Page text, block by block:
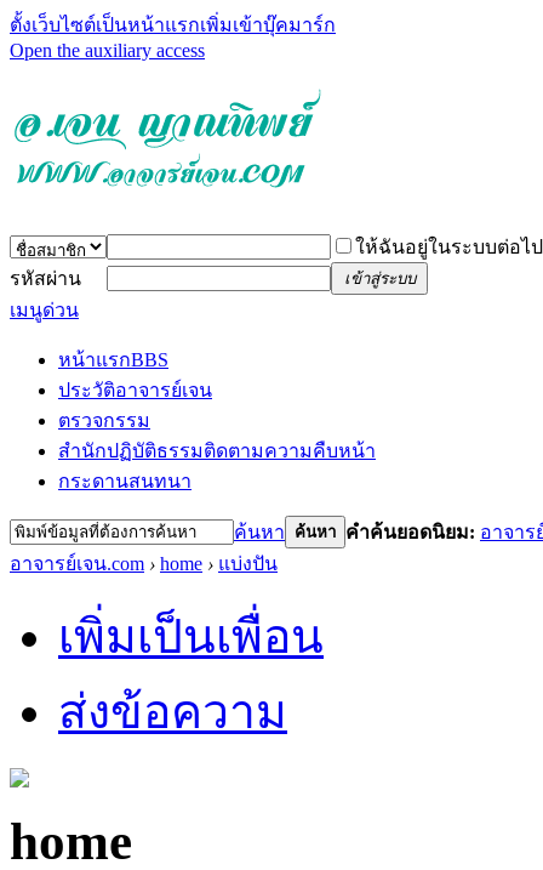
ตั้งเว็บไซต์เป็นหน้าแรกเพิ่มเข้าบุ๊คมาร์ก
Open the auxiliary access
ให้ฉันอยู่ในระบบต่อไป
รหัสผ่าน
เข้าสู่ระบบ
เมนูด่วน
หน้าแรกBBS
ประวัติอาจารย์เจน
ตรวจกรรม
สำนักปฏิบัติธรรมติดตามความคืบหน้า
กระดานสนทนา
ค้นหา ค้นหา คำค้นยอดนิยม: อาจาร
อาจารย์เจน.com › home › แบ่งปัน
เพิ่มเป็นเพื่อน
ส่งข้อความ
home